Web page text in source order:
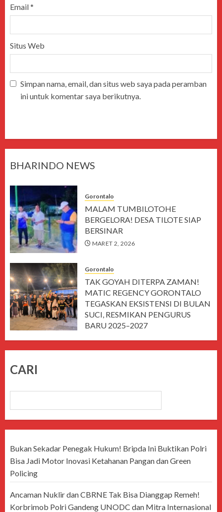
Email*
Situs Web
Simpan nama, email, dan situs web saya pada peramban
ini untuk komentar saya berikutnya.
BHARINDO NEWS
Gorontalo
MALAM TUMBILOTOHE
BERGELORA! DESA TILOTE SIAP
BERSINAR
MARET 2, 2026
Gorontalo
TAK GOYAH DITERPA ZAMAN!
MATIC REGENCY GORONTALO
TEGASKAN EKSISTENSI DI BULAN
SUCI, RESMIKAN PENGURUS
BARU 2025–2027
CARI
Bukan Sekadar Penegak Hukum! Bripda Ini Buktikan Polri
Bisa Jadi Motor Inovasi Ketahanan Pangan dan Green
Policing
Ancaman Nuklir dan CBRNE Tak Bisa Dianggap Remeh!
Korbrimob Polri Gandeng UNODC dan Mitra Internasional